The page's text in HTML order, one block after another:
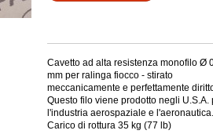
Cavetto ad alta resistenza monofilo Ø
mm per ralinga fiocco - stirato
meccanicamente e perfettamente
Questo filo viene prodotto negli U.S.A.
l'industria aerospaziale e l'aeronautica.
Carico di rottura 35 kg (77 lb)